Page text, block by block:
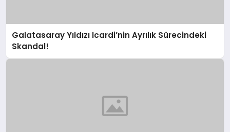
Galatasaray Yıldızı Icardi’nin Ayrılık Sürecindeki
Skandal!